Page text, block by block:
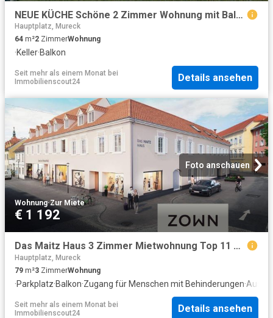
NEUE KÜCHE Schöne 2 Zimmer Wohnung mit Balkon und Carportparkplatz geförderte Miete ODER geförderte Miete mit Kaufoption 2 Zimmer
Hauptplatz, Mureck
64 m²2 ZimmerWohnung
·Keller·Balkon
Seit mehr als einem Monat bei
Immobilienscout24
Details ansehen
Foto anschauen
Wohnung·Zur Miete
€ 1 192
Das Maitz Haus 3 Zimmer Mietwohnung Top 11 mit Balkon
Hauptplatz, Mureck
79 m²3 ZimmerWohnung
·Parkplatz·Balkon·Zugang für Menschen mit Behinderungen·
Seit mehr als einem Monat bei
Immobilienscout24
Details ansehen